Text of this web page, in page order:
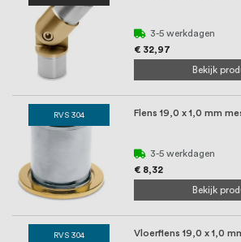
jouw specifieke wensen. Al
oprichting staat
ons voorop, want we
goede relatie met onze
verschil maakt.
3-5 werkdagen
€ 32,97
Bekijk
RVS 304 Flens 19,0 x 1,0 mm
3-5 werkdagen
€ 8,32
Bekijk
RVS 304 Vloerflens 19,0 x 1,0